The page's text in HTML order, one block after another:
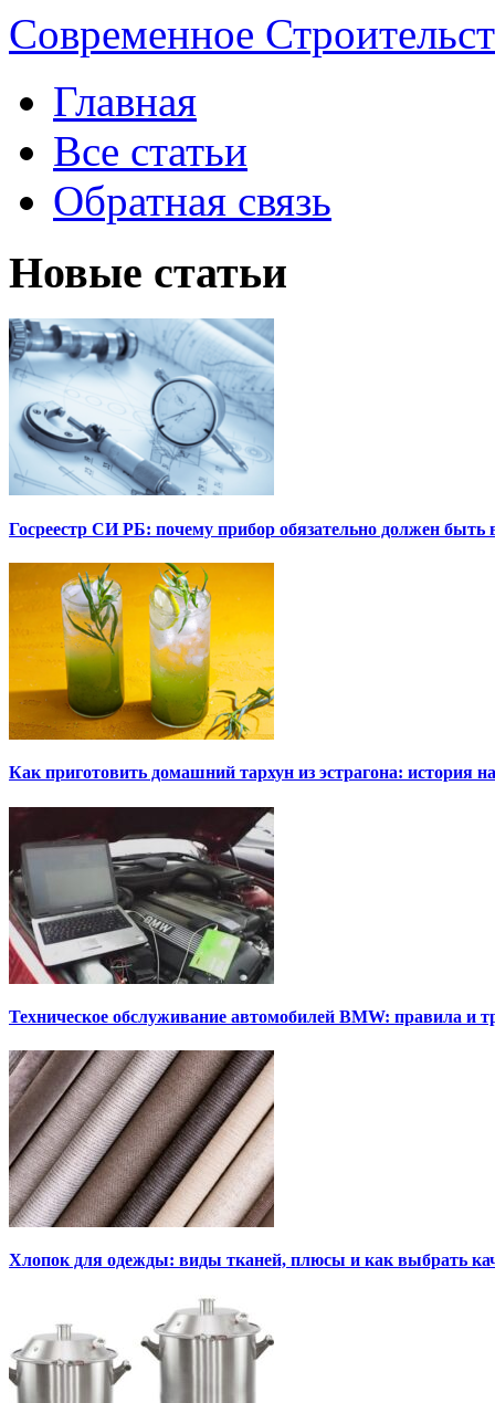
Современное
Главная
Все статьи
Обратная связь
Новые статьи
Госреестр СИ РБ: почему прибор обязательно должен быть
Как приготовить домашний тархун из эстрагона: история
Техническое обслуживание автомобилей BMW: правила и
Хлопок для одежды: виды тканей, плюсы и как выбрать